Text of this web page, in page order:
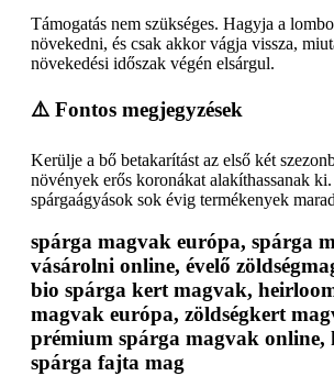
Támogatás nem szükséges. Hagyja a
növekedni, és csak akkor vágja vissza,
növekedési időszak végén elsárgul.
⚠️ Fontos megjegyzések
Kerülje a bő betakarítást az első két
növények erős koronákat alakíthassanak
spárgaágyások sok évig termékenyek
spárga magvak európa, spárga
vásárolni online, évelő
bio spárga kert magvak,
magvak európa, zöldségkert
prémium spárga magvak online,
spárga fajta mag